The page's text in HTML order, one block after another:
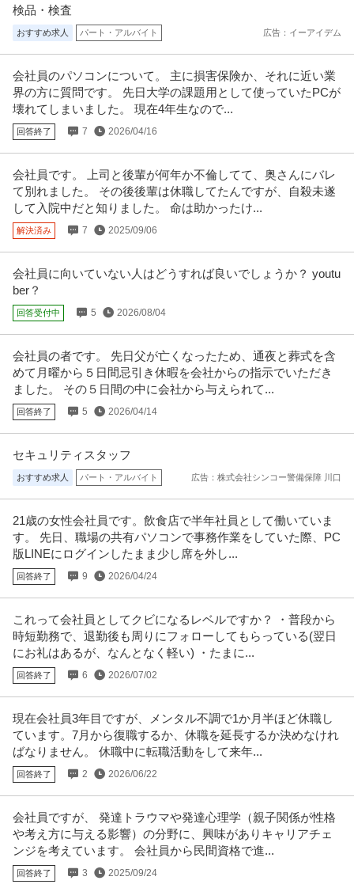
検品・検査
おすすめ求人 パート・アルバイト 広告：イーアイデム
会社員のパソコンについて。 主に損害保険か、それに近い業
界の方に質問です。 先日大学の課題用として使っていたPCが
壊れてしまいました。 現在4年生なので...
回答終了 7 2026/04/16
会社員です。 上司と後輩が何年か不倫してて、奥さんにバレ
て別れました。 その後後輩は休職してたんですが、自殺未遂
して入院中だと知りました。 命は助かったけ...
解決済み 7 2025/09/06
会社員に向いていない人はどうすれば良いでしょうか？ youtu
ber？
回答受付中 5 2026/08/04
会社員の者です。 先日父が亡くなったため、通夜と葬式を含
めて月曜から５日間忌引き休暇を会社からの指示でいただき
ました。 その５日間の中に会社から与えられて...
回答終了 5 2026/04/14
セキュリティスタッフ
おすすめ求人 パート・アルバイト 広告：株式会社シンコー警備保障 川口
21歳の女性会社員です。飲食店で半年社員として働いていま
す。 先日、職場の共有パソコンで事務作業をしていた際、PC
版LINEにログインしたまま少し席を外し...
回答終了 9 2026/04/24
これって会社員としてクビになるレベルですか？ ・普段から
時短勤務で、退勤後も周りにフォローしてもらっている(翌日
にお礼はあるが、なんとなく軽い) ・たまに...
回答終了 6 2026/07/02
現在会社員3年目ですが、メンタル不調で1か月半ほど休職し
ています。7月から復職するか、休職を延長するか決めなけれ
ばなりません。 休職中に転職活動をして来年...
回答終了 2 2026/06/22
会社員ですが、 発達トラウマや発達心理学（親子関係が性格
や考え方に与える影響）の分野に、興味がありキャリアチェ
ンジを考えています。 会社員から民間資格で進...
回答終了 3 2025/09/24